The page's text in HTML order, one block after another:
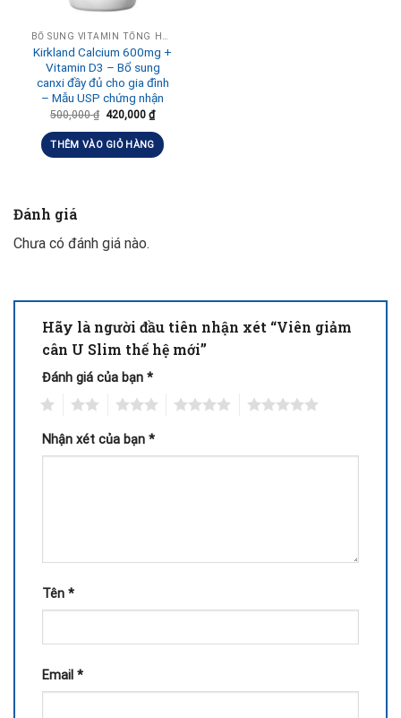
Kirkland Calcium 600mg +
Vitamin D3 – Bổ sung
canxi đầy đủ cho gia đình
– Mẫu USP chứng nhận
500,000₫ 420,000 ₫
THÊM VÀO GIỎ HÀNG
Đánh giá
Chưa có đánh giá nào.
Hãy là người đầu tiên nhận xét “Viên giảm
cân U Slim thế hệ mới”
Đánh giá của bạn *
Nhận xét của bạn *
Tên *
Email *